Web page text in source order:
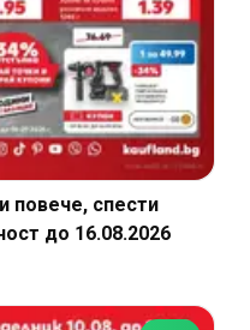
повече, спести
до 16.08.2026